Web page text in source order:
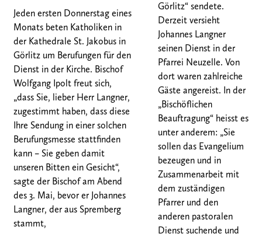
Jeden ersten Donnerstag eines
Monats beten Katholiken in
der Kathedrale St. Jakobus in
Görlitz um Berufungen für den
Dienst in der Kirche. Bischof
Wolfgang Ipolt freut sich,
„dass Sie, lieber Herr Langner,
zugestimmt haben, dass diese
Ihre Sendung in einer solchen
Berufungsmesse stattfinden
kann – Sie geben damit
unseren Bitten ein Gesicht“,
sagte der Bischof am Abend
des 3. Mai, bevor er Johannes
Langner, der aus Spremberg
stammt,
Görlitz“ sendete.
Derzeit versieht
Johannes Langner
seinen Dienst in der
Pfarrei Neuzelle. Von
dort waren zahlreiche
Gäste angereist. In der
„Bischöflichen
Beauftragung“ heisst es
unter anderem: „Sie
sollen das Evangelium
bezeugen und in
Zusammenarbeit mit
dem zuständigen
Pfarrer und den
anderen pastoralen
Dienst suchende und